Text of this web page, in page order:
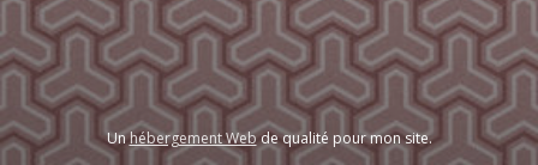
Unhébergement Webde qualité pour mon site.